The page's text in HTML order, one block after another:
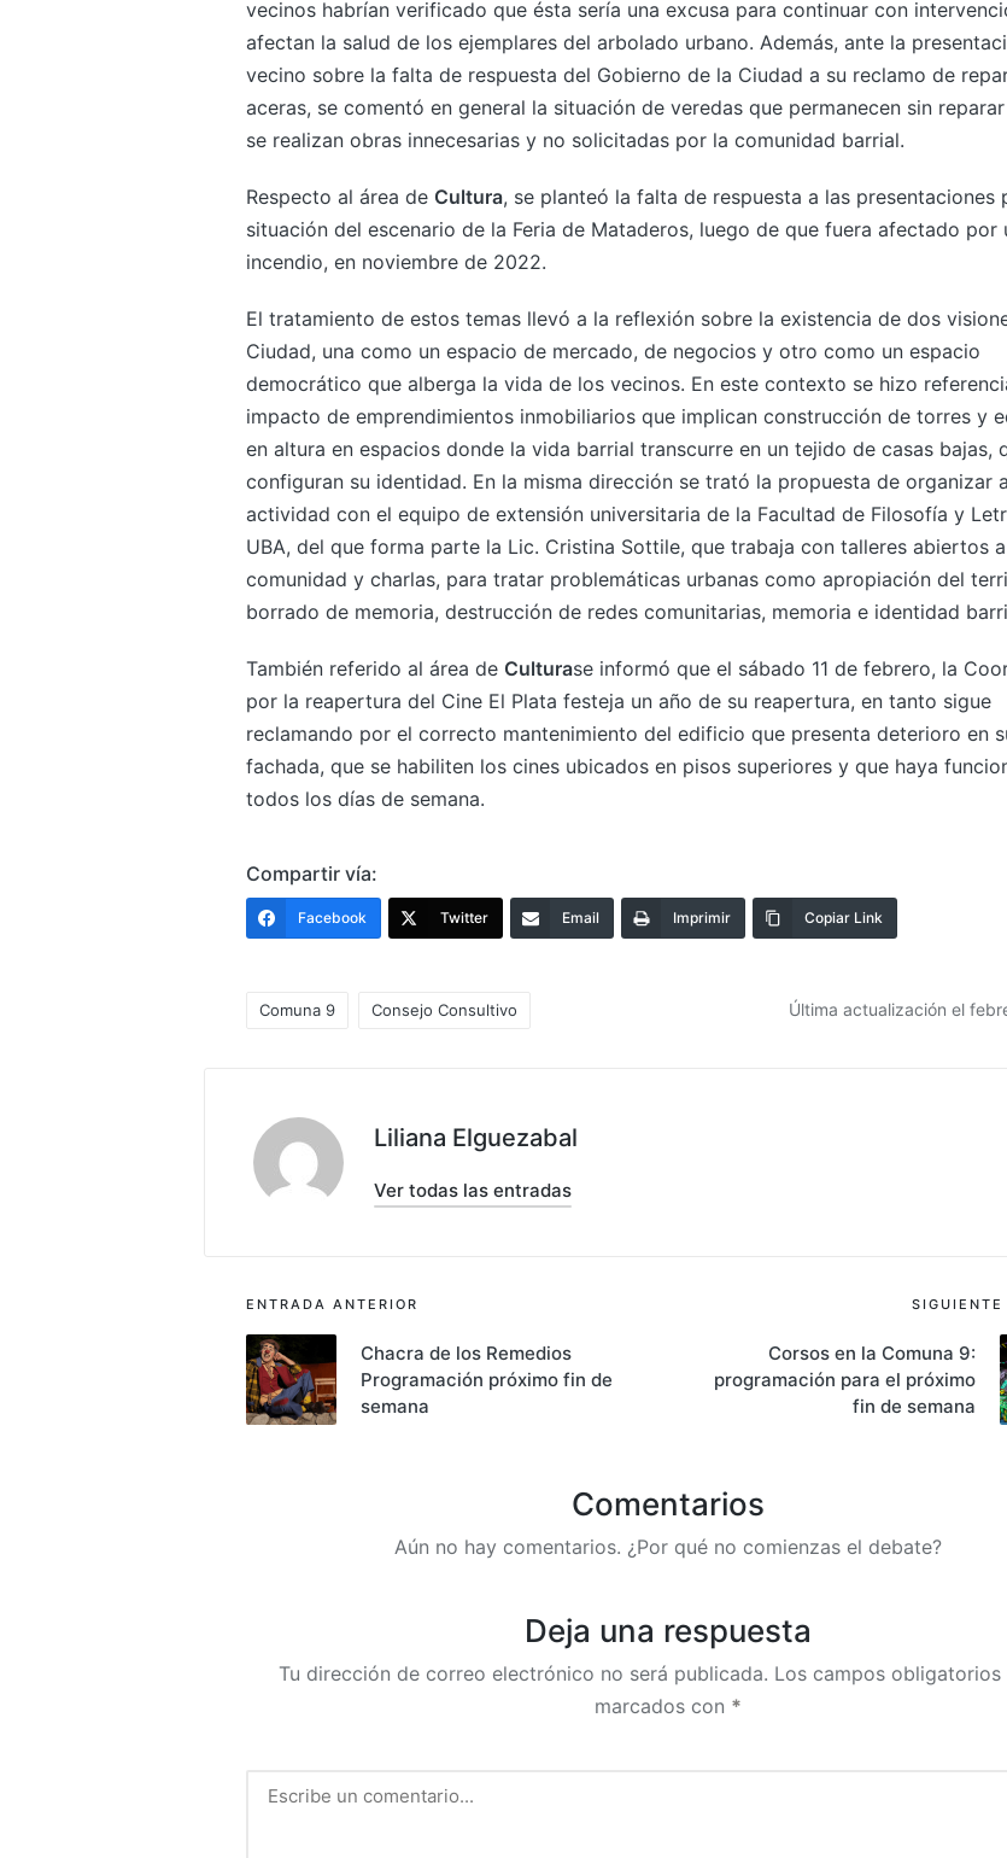
vecinos habrían verificado que ésta sería una excusa para continuar con
afectan la salud de los ejemplares del arbolado urbano. Además, ante la
vecino sobre la falta de respuesta del Gobierno de la Ciudad a su reclamo de
aceras, se comentó en general la situación de veredas que permanecen sin
se realizan obras innecesarias y no solicitadas por la comunidad barrial.
Respecto al área de Cultura, se planteó la falta de respuesta a las presentaciones
situación del escenario de la Feria de Mataderos, luego de que fuera afectado por
incendio, en noviembre de 2022.
El tratamiento de estos temas llevó a la reflexión sobre la existencia de dos
Ciudad, una como un espacio de mercado, de negocios y otro como un espacio
democrático que alberga la vida de los vecinos. En este contexto se hizo
impacto de emprendimientos inmobiliarios que implican construcción de torres y
en altura en espacios donde la vida barrial transcurre en un tejido de casas bajas,
configuran su identidad. En la misma dirección se trató la propuesta de organizar
actividad con el equipo de extensión universitaria de la Facultad de Filosofía y
UBA, del que forma parte la Lic. Cristina Sottile, que trabaja con talleres abiertos
comunidad y charlas, para tratar problemáticas urbanas como apropiación del
borrado de memoria, destrucción de redes comunitarias, memoria e identidad
También referido al área de Culturase informó que el sábado 11 de febrero, la
por la reapertura del Cine El Plata festeja un año de su reapertura, en tanto sigue
reclamando por el correcto mantenimiento del edificio que presenta deterioro en
fachada, que se habiliten los cines ubicados en pisos superiores y que haya
todos los días de semana.
Compartir vía:
Facebook Twitter Email Imprimir Copiar Link
Etiquetas:
Comuna 9 Consejo Consultivo Última actualización el
Liliana Elguezabal
Ver todas las entradas
Navegación
de
entradas
ENTRADA ANTERIOR
Chacra de los Remedios
Programación próximo fin de
semana
SIGUIENTE
Corsos en la Comuna 9:
programación para el próximo
fin de semana
Comentarios
Aún no hay comentarios. ¿Por qué no comienzas el debate?
Deja una respuesta
Tu dirección de correo electrónico no será publicada. Los campos obligatorios
marcados con *